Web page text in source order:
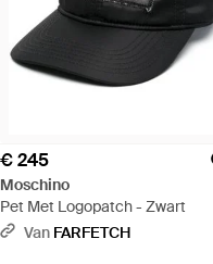
€ 245
Moschino
Pet Met Logopatch - Zwart
Van FARFETCH